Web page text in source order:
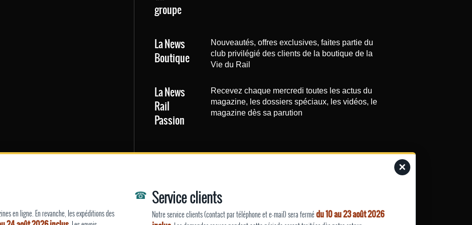
groupe
La News
Boutique
Nouveautés, offres exclusives, faites partie du
club privilégié des clients de la boutique de la
Vie du Rail
La News
Rail
Passion
Recevez chaque mercredi toutes les actus du
magazine, les dossiers spéciaux, les vidéos, le
magazine dès sa parution
×
en ligne. En revanche, les expéditions des
☎ Service clients
Notre service clients (contact par téléphone et e-mail) sera fermédu 10 au 23 août 2026